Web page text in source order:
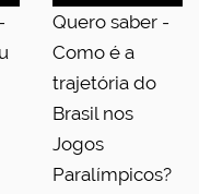
Quero saber -
Como é a
trajetória do
Brasil nos
Jogos
Paralímpicos?